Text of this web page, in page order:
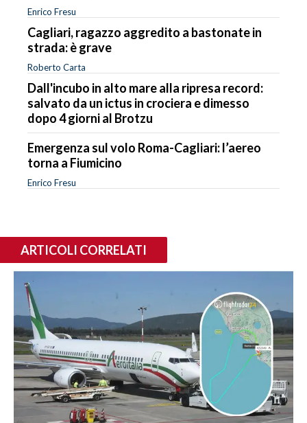
Enrico Fresu
Cagliari, ragazzo aggredito a bastonate in
strada: è grave
Roberto Carta
Dall'incubo in alto mare alla ripresa record:
salvato da un ictus in crociera e dimesso
dopo 4 giorni al Brotzu
Emergenza sul volo Roma-Cagliari: l’aereo
torna a Fiumicino
Enrico Fresu
ARTICOLI CORRELATI